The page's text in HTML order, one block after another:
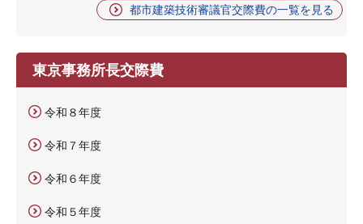
都市建築技術審議官交際費の一覧を見る
東京事務所長交際費
令和８年度
令和７年度
令和６年度
令和５年度